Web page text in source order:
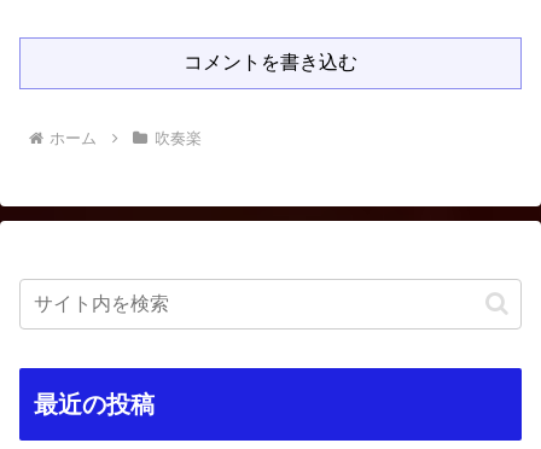
コメントを書き込む
ホーム 吹奏楽
最近の投稿